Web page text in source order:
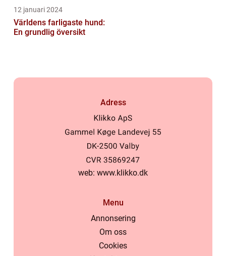
12 januari 2024
Världens farligaste hund:
En grundlig översikt
Adress
web: www.klikko.dk
Menu
Annonsering
Om oss
Cookies